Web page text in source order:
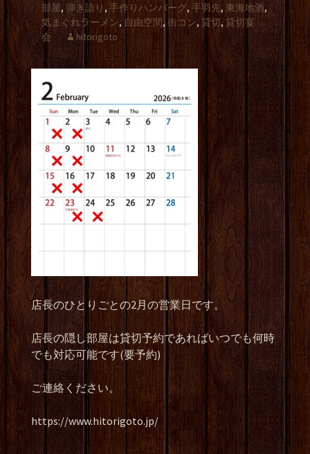
部屋, 弾き語り , 手作りハンバーグ, 手羽先,東海地酒,
気まぐれラーメン, 自由空間,街コン, 貸切,貸切宴
会
hitorigoto
店長のひとりごとの2月の営業日です。
店長の隠し部屋は貸切予約であればいつでも何時
でも対応可能です(要予約)
ご連絡ください。
https://www.hitorigoto.jp/